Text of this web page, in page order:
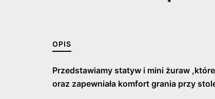
OPIS
Przedstawiamy statyw i mini żuraw
oraz zapewniała komfort grania przy